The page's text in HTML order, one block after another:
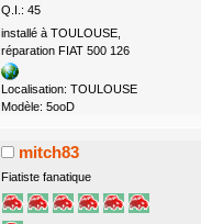
Q.I.: 45
installé à TOULOUSE,
réparation FIAT 500 126
Localisation: TOULOUSE
Modèle: 5ooD
mitch83
Fiatiste fanatique